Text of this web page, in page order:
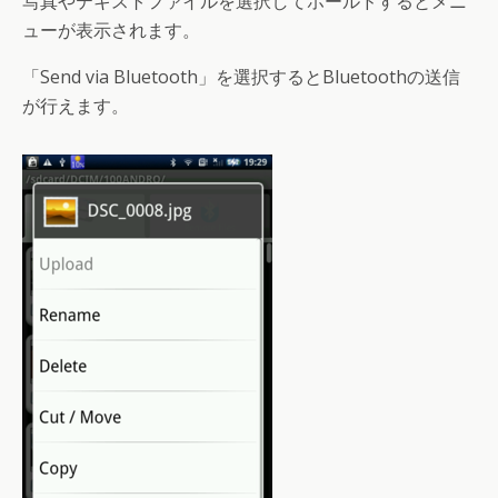
ューが表示されます。
「Send via Bluetooth」を選択するとBluetoothの送信
が行えます。